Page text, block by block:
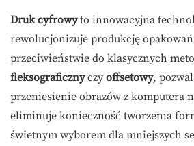
Druk cyfrowyto innowacyjna
rewolucjonizuje produkcję
przeciwieństwie do klasycznych
fleksograficznyczy offsetowy,
przeniesienie obrazów z komputera
eliminuje konieczność tworzenia
świetnym wyborem dla mniejszych